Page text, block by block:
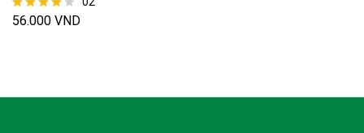
Được xếp
56.000 VND